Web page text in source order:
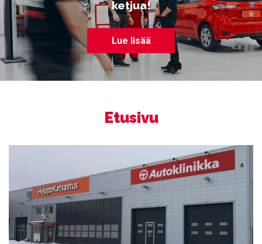
ketjua!
Lue lisää
Etusivu